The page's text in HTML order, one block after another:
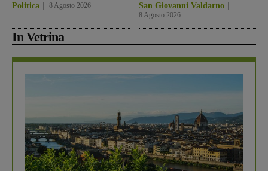
Politica 8 Agosto 2026 San Giovanni Valdarno
8 Agosto 2026
In Vetrina